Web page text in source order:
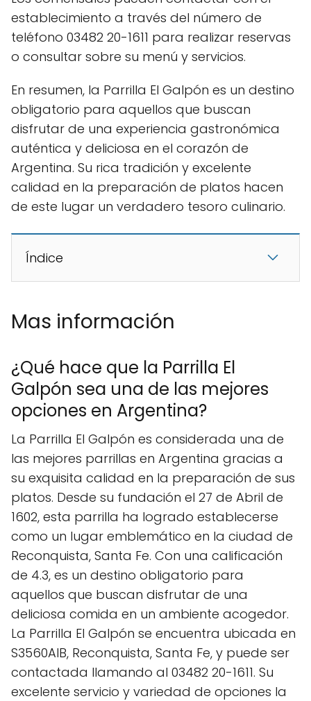
establecimiento a través del número de
teléfono 03482 20-1611 para realizar reservas
o consultar sobre su menú y servicios.
En resumen, la Parrilla El Galpón es un destino
obligatorio para aquellos que buscan
disfrutar de una experiencia gastronómica
auténtica y deliciosa en el corazón de
Argentina. Su rica tradición y excelente
calidad en la preparación de platos hacen
de este lugar un verdadero tesoro culinario.
Índice
Mas información
¿Qué hace que la Parrilla El
Galpón sea una de las mejores
opciones en Argentina?
La Parrilla El Galpón es considerada una de
las mejores parrillas en Argentina gracias a
su exquisita calidad en la preparación de sus
platos. Desde su fundación el 27 de Abril de
1602, esta parrilla ha logrado establecerse
como un lugar emblemático en la ciudad de
Reconquista, Santa Fe. Con una calificación
de 4.3, es un destino obligatorio para
aquellos que buscan disfrutar de una
deliciosa comida en un ambiente acogedor.
La Parrilla El Galpón se encuentra ubicada en
S3560AIB, Reconquista, Santa Fe, y puede ser
contactada llamando al 03482 20-1611. Su
excelente servicio y variedad de opciones la